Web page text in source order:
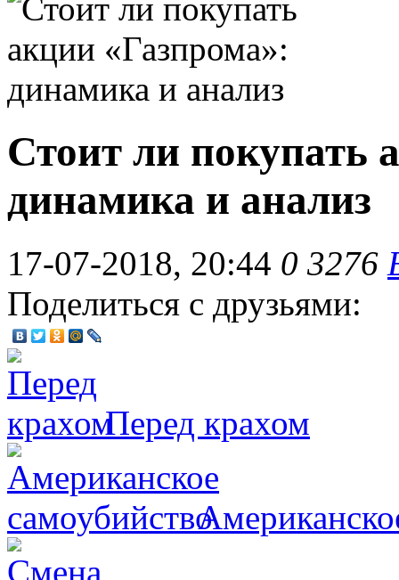
Стоит ли покупать
динамика и анализ
17-07-2018, 20:44 0 3276
Поделиться с друзьями:
Перед крахом